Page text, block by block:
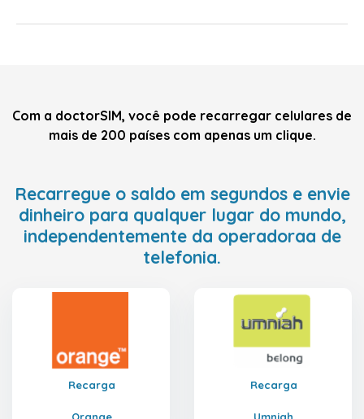
Com a doctorSIM, você pode recarregar celulares de
mais de 200 países com apenas um clique.
Recarregue o saldo em segundos e envie
dinheiro para qualquer lugar do mundo,
independentemente da operadoraa de
telefonia.
Recarga Recarga